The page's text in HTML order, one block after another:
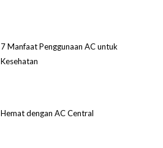
7 Manfaat Penggunaan AC untuk
Kesehatan
Hemat dengan AC Central